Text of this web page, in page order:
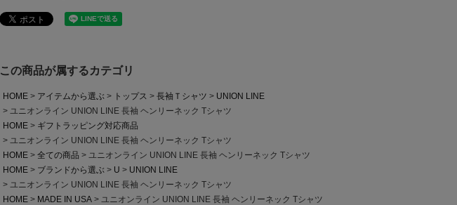
この商品が属するカテゴリ
HOME アイテムから選ぶ トップス 長袖Ｔシャツ
UNION LINE
ユニオンライン UNION LINE 長袖 ヘンリーネック Tシャツ
HOME
ギフトラッピング対応商品
ユニオンライン UNION LINE 長袖 ヘンリーネック Tシャツ
HOME
全ての商品
ユニオンライン UNION LINE 長袖 ヘンリーネック Tシャツ
HOME
ブランドから選ぶ U
UNION LINE
ユニオンライン UNION LINE 長袖 ヘンリーネック Tシャツ
HOME
MADE IN USA ユニオンライン UNION LINE 長袖 ヘンリーネック Tシャツ